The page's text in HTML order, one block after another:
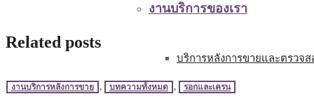
งานบริการของเรา
บริการหลังการขายและตรวจ
Related posts
งานบริการหลังการขาย , บทความทั้งหมด , รอกและเครน